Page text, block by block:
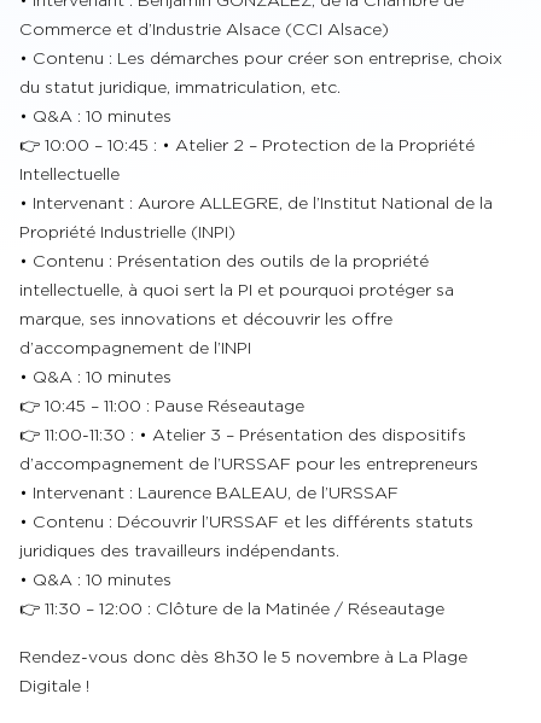
Commerce et d’Industrie Alsace (CCI Alsace)
• Contenu : Les démarches pour créer son entreprise, choix
du statut juridique, immatriculation, etc.
• Q&A : 10 minutes
👉 10:00 – 10:45 : • Atelier 2 – Protection de la Propriété
Intellectuelle
• Intervenant : Aurore ALLEGRE, de l’Institut National de la
Propriété Industrielle (INPI)
• Contenu : Présentation des outils de la propriété
intellectuelle, à quoi sert la PI et pourquoi protéger sa
marque, ses innovations et découvrir les offre
d’accompagnement de l’INPI
• Q&A : 10 minutes
👉 10:45 – 11:00 : Pause Réseautage
👉 11:00-11:30 : • Atelier 3 – Présentation des dispositifs
d’accompagnement de l’URSSAF pour les entrepreneurs
• Intervenant : Laurence BALEAU, de l’URSSAF
• Contenu : Découvrir l’URSSAF et les différents statuts
juridiques des travailleurs indépendants.
• Q&A : 10 minutes
👉 11:30 – 12:00 : Clôture de la Matinée / Réseautage
Rendez-vous donc dès 8h30 le 5 novembre à La Plage
Digitale !